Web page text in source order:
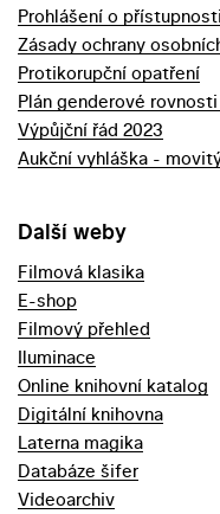
Prohlášení o přístupnosti
Zásady ochrany
Protikorupční opatření
Plán genderové rovnosti
Výpůjční řád 2023
Aukční vyhláška -
Další weby
Filmová klasika
E-shop
Filmový přehled
Iluminace
Online knihovní katalog
Digitální knihovna
Laterna magika
Databáze šifer
Videoarchiv